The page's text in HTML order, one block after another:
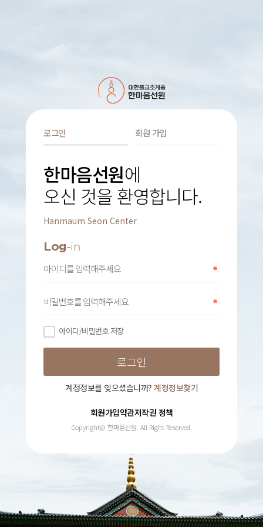
로그인 회원 가입
한마음선원에
오신 것을 환영합니다.
Hanmaum Seon Center
Log-in
아이디/비밀번호 저장
계정정보를 잊으셨습니까? 계정정보찾기
회원가입약관저작권 정책
Copyright@ 한마음선원. All Right Reserved.